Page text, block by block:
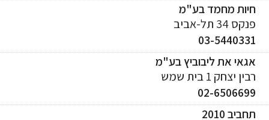
מחמד בע"מ
34 תל-אביב
03-
את ליבוביץ בע"מ
יצחק 1 בית שמש
02-
2010